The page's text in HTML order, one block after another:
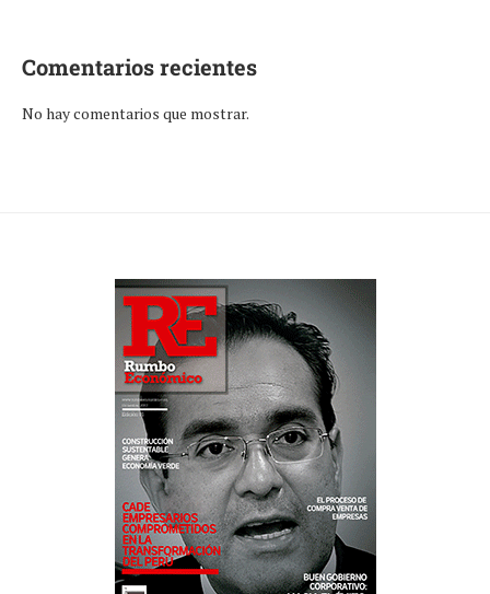
Comentarios recientes
No hay comentarios que mostrar.